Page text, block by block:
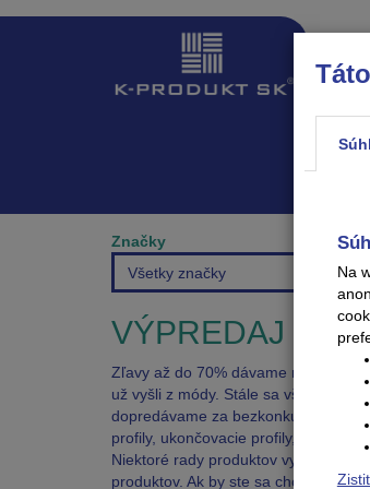
Značky
Všetky značky
VÝPREDAJ
Zľavy až do 70% dávame na
už vyšli z módy. Stále sa však
dopredávame za bezkonkurenčné
profily, ukončovacie profily,
Niektoré rady produktov
produktov. Ak by ste sa chceli
Na